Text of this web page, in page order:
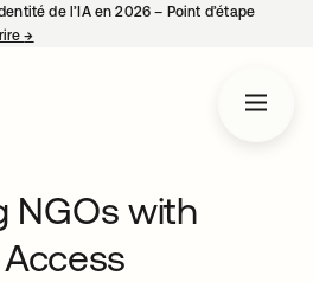
de l’IA en 2026 – Point d’étape
→
NGOs with